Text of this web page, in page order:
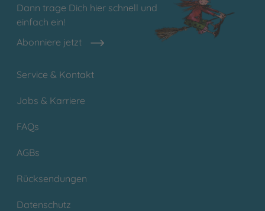
Dann trage Dich hier schnell und
einfach ein!
Abonniere jetzt
Service & Kontakt
Jobs & Karriere
FAQs
AGBs
Rücksendungen
Datenschutz